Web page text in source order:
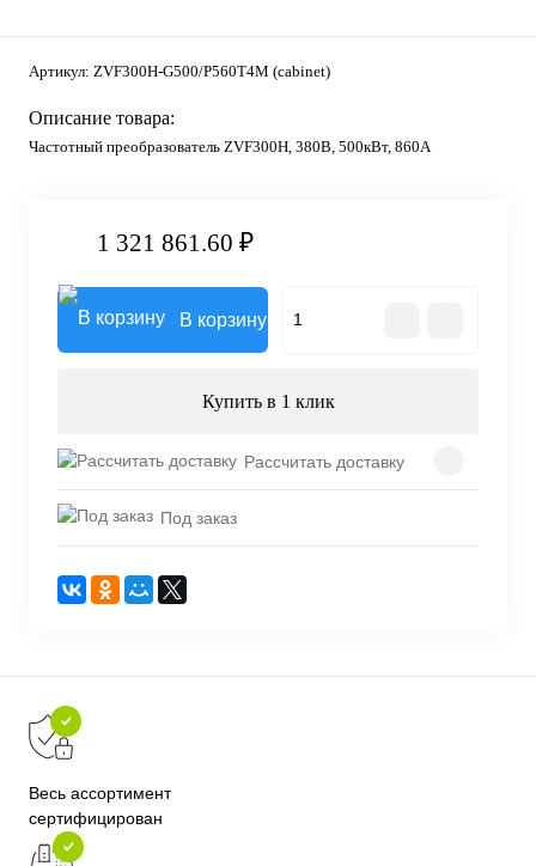
Артикул: ZVF300H-G500/P560T4M (cabinet)
Описание товара:
Частотный преобразователь ZVF300H, 380В, 500кВт, 860А
1 321 861.60 ₽
В корзину
Купить в 1 клик
Рассчитать доставку
Под заказ
Весь ассортимент
сертифицирован